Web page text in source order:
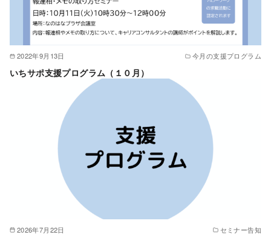
2022年9月13日 今月の支援プログラム
いちサポ支援プログラム（１０月）
2026年7月22日 セミナー告知